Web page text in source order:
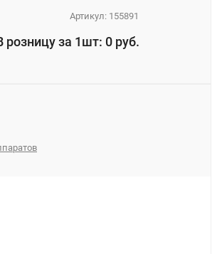
Артикул: 155891
розницу за 1шт: 0 руб.